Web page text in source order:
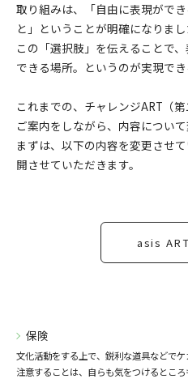
取り組みは、「自由に表現がで
と」ということが明確になりまし
この「選択肢」を伝えることで
できる場所。というのが実現でき
これまでの、チャレンジART（
ご案内をしながら、内容について
まずは、以下の内容を変更させ
開させていただきます。
asis
保険
文化活動をする上で、鋭利な道具などで
注意することは、自らも気をつけるとこ